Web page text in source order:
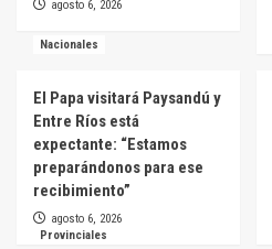
agosto 6, 2026
Nacionales
El Papa visitará Paysandú y
Entre Ríos está
expectante: “Estamos
preparándonos para ese
recibimiento”
agosto 6, 2026
Provinciales